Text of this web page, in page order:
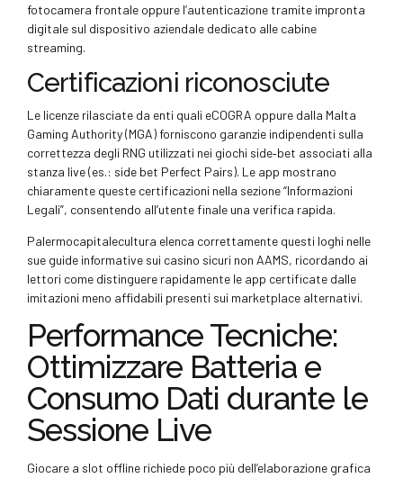
fotocamera frontale oppure l’autenticazione tramite impronta
digitale sul dispositivo aziendale dedicato alle cabine
streaming.
Certificazioni riconosciute
Le licenze rilasciate da enti quali eCOGRA oppure dalla Malta
Gaming Authority (MGA) forniscono garanzie indipendenti sulla
correttezza degli RNG utilizzati nei giochi side‑bet associati alla
stanza live (es.: side bet Perfect Pairs). Le app mostrano
chiaramente queste certificazioni nella sezione “Informazioni
Legali”, consentendo all’utente finale una verifica rapida.
Palermocapitalecultura elenca correttamente questi loghi nelle
sue guide informative sui casino sicuri non AAMS, ricordando ai
lettori come distinguere rapidamente le app certificate dalle
imitazioni meno affidabili presenti sui marketplace alternativi.
Performance Tecniche:
Ottimizzare Batteria e
Consumo Dati durante le
Sessione Live
Giocare a slot offline richiede poco più dell’elaborazione grafica